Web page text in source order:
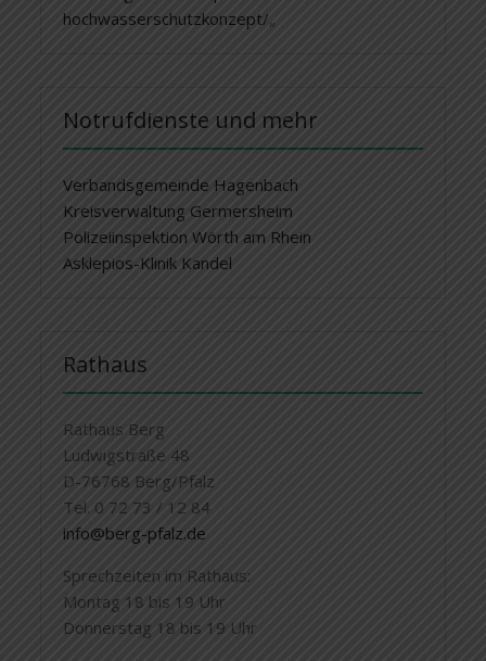
hochwasserschutzkonzept/„
Notrufdienste und mehr
Verbandsgemeinde Hagenbach
Kreisverwaltung Germersheim
Polizeiinspektion Wörth am Rhein
Asklepios-Klinik Kandel
Rathaus
Rathaus Berg
Ludwigstraße 48
D-76768 Berg/Pfalz
Tel. 0 72 73 / 12 84
info@berg-pfalz.de
Sprechzeiten im Rathaus:
Montag 18 bis 19 Uhr
Donnerstag 18 bis 19 Uhr